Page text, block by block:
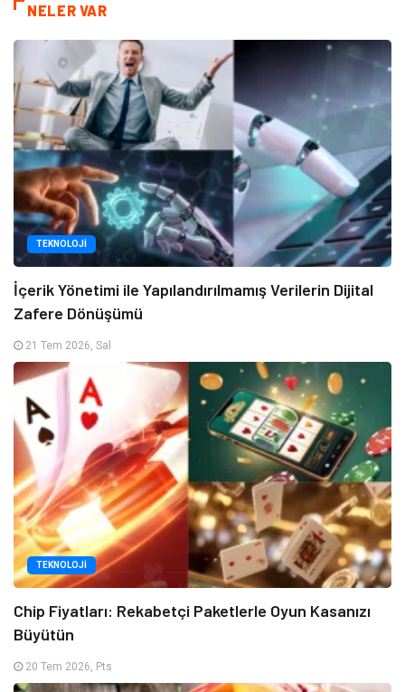
NELER VAR
TEKNOLOJI
İçerik Yönetimi ile Yapılandırılmamış Verilerin Dijital
Zafere Dönüşümü
21 Tem 2026, Sal
TEKNOLOJI
Chip Fiyatları: Rekabetçi Paketlerle Oyun Kasanızı
Büyütün
20 Tem 2026, Pts